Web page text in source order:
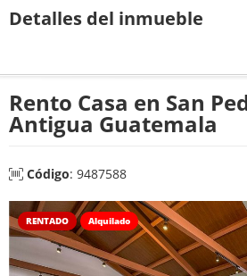
Detalles del inmueble
Rento Casa en San
Antigua Guatemala
Código: 9487588
RENTADO Alquilado